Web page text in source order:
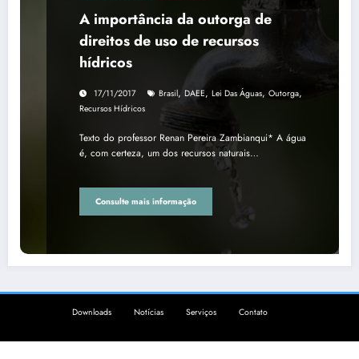
A importância da outorga de
direitos de uso de recursos
hídricos
17/11/2017 Brasil, DAEE, Lei Das Águas, Outorga,
Recursos Hídricos
Texto do professor Renan Pereira Zambianqui* A água
é, com certeza, um dos recursos naturais…
Consulte mais informação
Downloads Notícias Serviços Contato